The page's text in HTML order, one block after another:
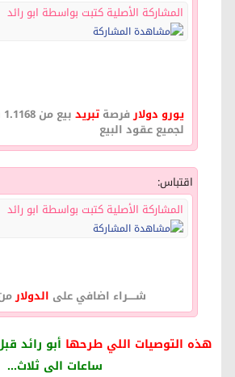
المشاركة الأصلية كتبت بواسطة ابو رائد
يورو دولارفرصة تبريد
لجميع عقود البيع
اقتباس:
المشاركة الأصلية كتبت بواسطة ابو رائد
شـــــراء اضافي على الدولارمن
هذه التوصيات اللي طرحها أبو رائد
ساعات الى ثلاث...